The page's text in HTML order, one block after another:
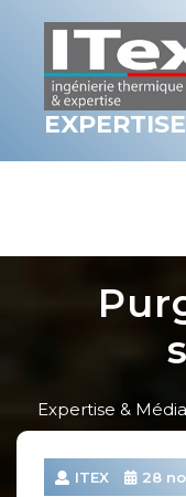
content
Expertise &
ITEX 28